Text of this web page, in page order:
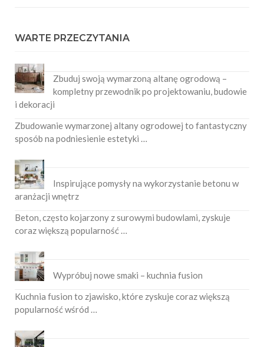
WARTE PRZECZYTANIA
Zbuduj swoją wymarzoną altanę ogrodową –
kompletny przewodnik po projektowaniu, budowie
i dekoracji
Zbudowanie wymarzonej altany ogrodowej to fantastyczny
sposób na podniesienie estetyki …
Inspirujące pomysły na wykorzystanie betonu w
aranżacji wnętrz
Beton, często kojarzony z surowymi budowlami, zyskuje
coraz większą popularność …
Wypróbuj nowe smaki – kuchnia fusion
Kuchnia fusion to zjawisko, które zyskuje coraz większą
popularność wśród …